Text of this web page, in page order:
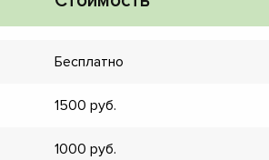
Бесплатно
1500
1000